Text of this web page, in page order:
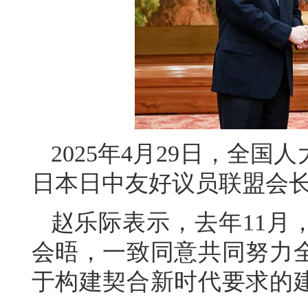
2025年4月29日，全国
日本日中友好议员联盟会
赵乐际表示，去年11月
会晤，一致同意共同努力
于构建契合新时代要求的